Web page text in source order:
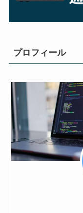
プロフィール